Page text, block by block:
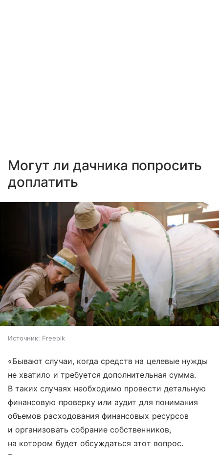
Могут ли дачника попросить
доплатить
Источник: Freepik
«Бывают случаи, когда средств на целевые нужды
не хватило и требуется дополнительная сумма.
В таких случаях необходимо провести детальную
финансовую проверку или аудит для понимания
объемов расходования финансовых ресурсов
и организовать собрание собственников,
на котором будет обсуждаться этот вопрос.